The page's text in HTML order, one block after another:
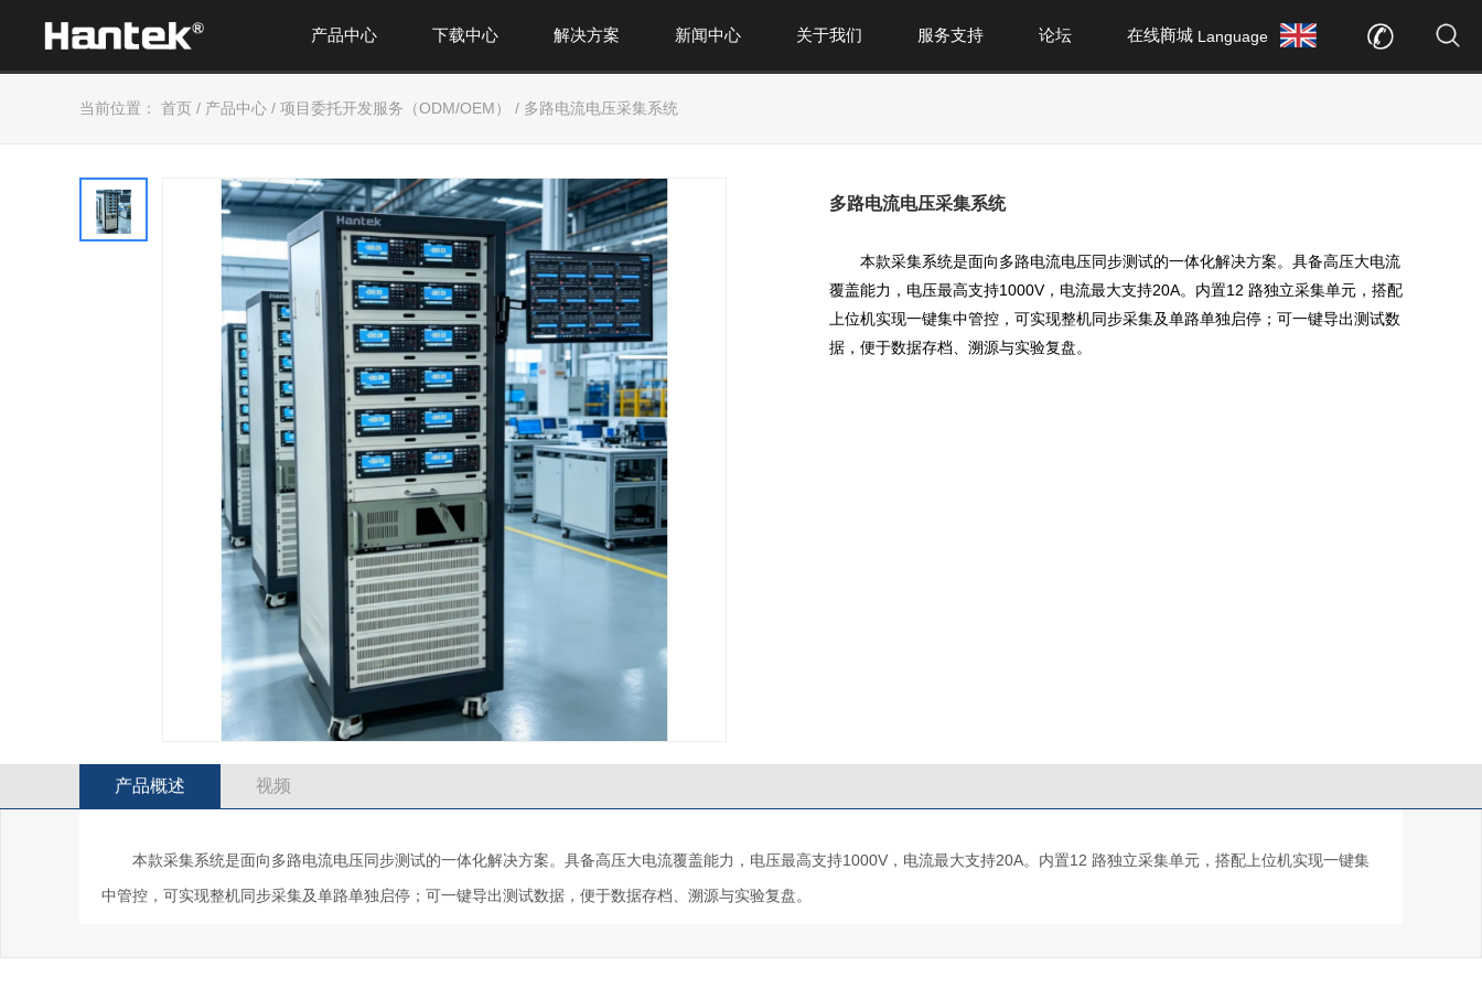
在线商城
论坛
服务支持
关于我们
新闻中心
解决方案
下载中心
产品中心 Language
当前位置： 首页 / 产品中心 / 项目委托开发服务（ODM/OEM） / 多路电流电压采集系统
多路电流电压采集系统
本款采集系统是面向多路电流电压同步测试的一体化解决方案。具备高压大电流
覆盖能力，电压最高支持1000V，电流最大支持20A。内置12 路独立采集单元，搭配
上位机实现一键集中管控，可实现整机同步采集及单路单独启停；可一键导出测试数
据，便于数据存档、溯源与实验复盘。
产品概述 视频
本款采集系统是面向多路电流电压同步测试的一体化解决方案。具备高压大电流覆盖能力，电压最高支持1000V，电流最大支持20A。内置12 路独立采集单元，搭配上位机实现一键集
中管控，可实现整机同步采集及单路单独启停；可一键导出测试数据，便于数据存档、溯源与实验复盘。